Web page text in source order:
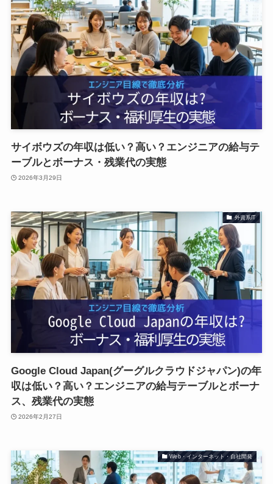
サイボウズの年収は低い？高い？エンジニアの給与テ
ーブルとボーナス・残業代の実態
2026年3月29日
外資系IT
Google Cloud Japan(グーグルクラウドジャパン)の年
収は低い？高い？エンジニアの給与テーブルとボーナ
ス、残業代の実態
2026年2月27日
Web・インターネット・自社開発